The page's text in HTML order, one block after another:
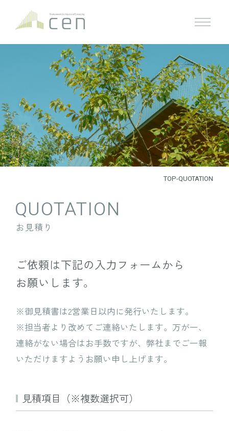
TOP-QUOTATION
QUOTATION
お見積り
ご依頼は下記の入力フォームから
お願いします。
※御見積書は2営業日以内に発行いたします。
※担当者より改めてご連絡いたします。万が一、
連絡がない場合はお手数ですが、 弊社までご一報
いただけますようお願い申し上げます。
見積項目（※複数選択可）